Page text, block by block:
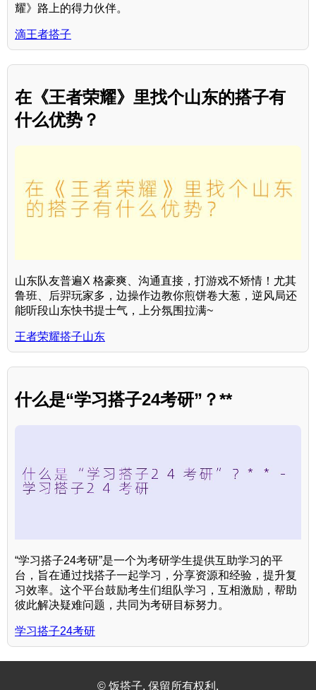
耀》路上的得力伙伴。
滴王者搭子
在《王者荣耀》里找个山东的搭子有
什么优势？
山东队友普遍X 格豪爽、沟通直接，打游戏不矫情！尤其
鲁班、后羿玩家多，边操作边教你煎饼卷大葱，逆风局还
能听段山东快书提士气，上分氛围拉满~
王者荣耀搭子山东
什么是“学习搭子24考研”？**
“学习搭子24考研”是一个为考研学生提供互助学习的平
台，旨在通过找搭子一起学习，分享资源和经验，提升复
习效率。这个平台鼓励考生们组队学习，互相激励，帮助
彼此解决疑难问题，共同为考研目标努力。
学习搭子24考研
© 饭搭子. 保留所有权利.